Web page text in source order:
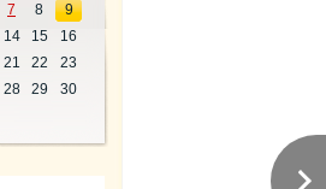
7 8
9
14 15
16
21 22
23
28 29
30